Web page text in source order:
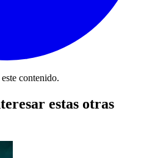
contenido.
estas otras